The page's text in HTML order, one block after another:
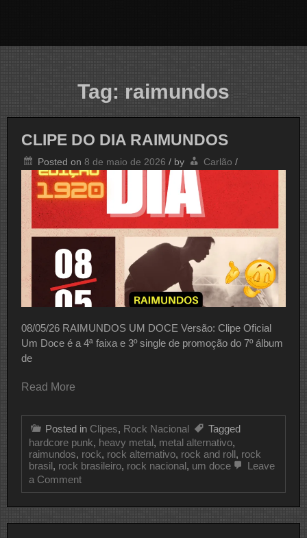
Tag: raimundos
CLIPE DO DIA RAIMUNDOS
Posted on 8 de maio de 2026 / by Carlão /
08/05/26 RAIMUNDOS UM DOCE Versão: Clipe Oficial
Um Doce é a 4ª faixa e 3º single de promoção do 7º álbum
de
Read More
Posted in Clipes, Rock Nacional
Tagged
hardcore punk, heavy metal, metal alternativo,
raimundos, rock, rock alternativo, rock and roll, rock
brasil, rock brasileiro, rock nacional, um doce
Leave
a Commenton
CLIPE
RAIMUNDOS